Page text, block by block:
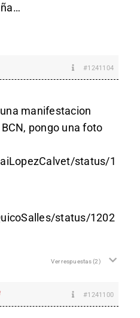
#1241104
manifestacion
pongo una foto
status/1
status/1202
Ver respuestas(2)
#1241100